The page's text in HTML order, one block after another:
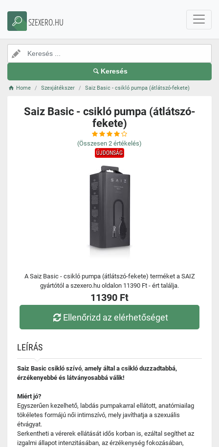
SZEXERO.HU
Keresés
Home Szexjátékszer Saiz Basic - csikló pumpa (átlátszó-fekete)
Saiz Basic - csikló pumpa (átlátszó-
fekete)
(Összesen 2 értékelés)
ÚJDONSÁG
A Saiz Basic - csikló pumpa (átlátszó-fekete) terméket a SAIZ
gyártótól a szexero.hu oldalon 11390 Ft - ért találja.
11390 Ft
Ellenőrizd az elérhetőséget
LEÍRÁS
Saiz Basic csikló szívó, amely által a csikló duzzadtabbá,
érzékenyebbé és látványosabbá válik!
Miért jó?
Egyszerűen kezelhető, labdás pumpakarral ellátott, anatómiailag
tökéletes formájú női intimszívó, mely javíthatja a szexuális
étvágyat.
Serkentheti a vérerek ellátását idős korban is, ezáltal segíthet az
izgalmi állapot intenzitásában, az érzékenység fokozásában,